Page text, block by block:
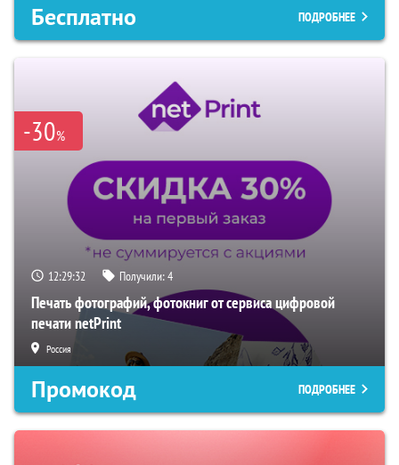
Бесплатно ПОДРОБНЕЕ
-30%
12:29:31 Получили:4
Печать фотографий, фотокниг от сервиса цифровой
печати netPrint
Россия
Промокод ПОДРОБНЕЕ